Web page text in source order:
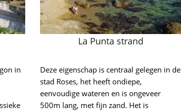
in
La Punta strand
Deze eigenschap is centraal gelegen in de
stad Roses, het heeft ondiepe,
eenvoudige wateren en is ongeveer
500m lang, met fijn zand. Het is